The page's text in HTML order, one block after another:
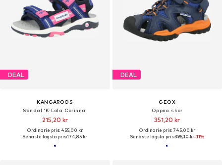
DEAL
KANGAROOS
Sandal 'K-Lola Corinna'
215,20 kr
Ordinarie pris: 455,00 kr
Senaste lägsta pris:174,85 kr
DEAL
GEOX
Öppna skor
351,20 kr
Ordinarie pris: 745,00 kr
Senaste lägsta pris:395,10 kr-11%